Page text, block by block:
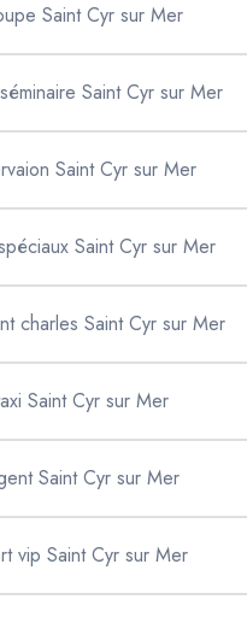
Saint Cyr sur Mer
Saint Cyr sur Mer
Saint Cyr sur Mer
Saint Cyr sur Mer
charles Saint Cyr sur Mer
Saint Cyr sur Mer
Saint Cyr sur Mer
vip Saint Cyr sur Mer